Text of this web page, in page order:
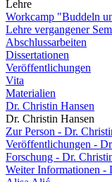
Lehre
Workcamp "Buddeln
Lehre vergangener
Abschlussarbeiten
Dissertationen
Veröffentlichungen
Vita
Materialien
Dr. Christin Hansen
Dr. Christin Hansen
Zur Person - Dr.
Veröffentlichungen -
Forschung - Dr.
Weiter Informationen -